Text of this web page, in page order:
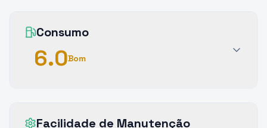
Consumo
6.0Bom
Facilidade de Manutenção